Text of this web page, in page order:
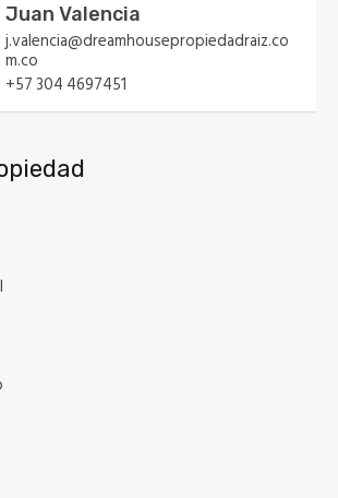
Juan Valencia
j.valencia@dreamhousepropiedadraiz.co
m.co
+57 304 4697451